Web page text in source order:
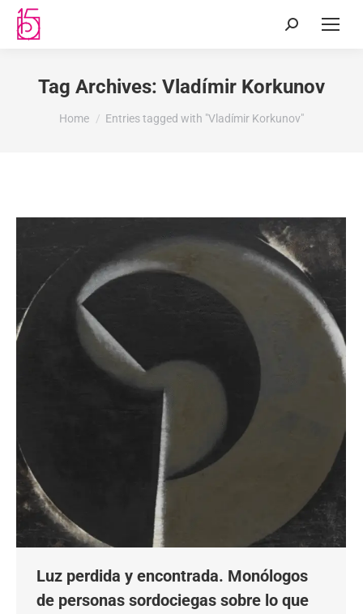
Tag Archives: Vladímir Korkunov
You are here:
Home Entries tagged with "Vladímir Korkunov"
Luz perdida y encontrada. Monólogos
de personas sordociegas sobre lo que